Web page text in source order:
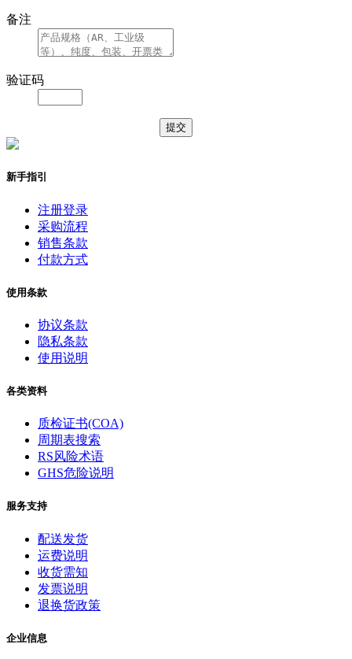
备注
验证码
新手指引
注册登录
采购流程
销售条款
付款方式
使用条款
协议条款
隐私条款
使用说明
各类资料
质检证书(COA)
周期表搜索
RS风险术语
GHS危险说明
服务支持
配送发货
运费说明
收货需知
发票说明
退换货政策
企业信息